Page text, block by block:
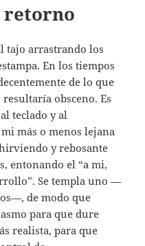
retorno
tajo arrastrando los
En los tiempos
de lo que
obsceno. Es
teclado y al
más o menos lejana
y rebosante
entonando el “a mi,
Se templa uno —
de modo que
para que dure
realista, para que